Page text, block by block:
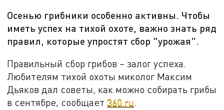
Осенью грибники особенно активны. Чтобы
иметь успех на тихой охоте, важно знать ряд
правил, которые упростят сбор "урожая".
Правильный сбор грибов – залог успеха.
Любителям тихой охоты миколог Максим
Дьяков дал советы, как можно собирать грибы
в сентябре, сообщает360.ru.